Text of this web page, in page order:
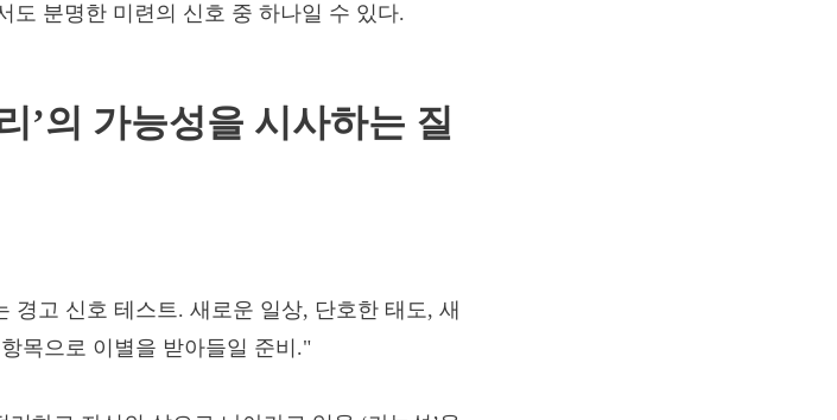
도 분명한 미련의 신호 중 하나일 수 있다.
’의 가능성을 시사하는 질